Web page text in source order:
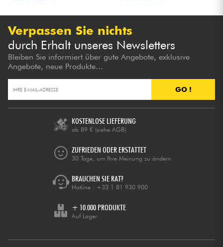
Verpassen Sie nichts
durch Erhalt unseres Newsletters
Bleiben Sie informiert über gute Angebote, exklusive
Angebote, neue Produkte...
GO !
KOSTENLOSE LIEFERUNG
ab 89 € (siehe AGB)
ZUFRIEDEN ODER ERSTATTET
30 Tage, um Ihre Meinung zu ändern
BRAUCHEN SIE RAT?
Hotline : +33 1 81 930 900
+ 10.000 PRODUKTE
Auf Lager